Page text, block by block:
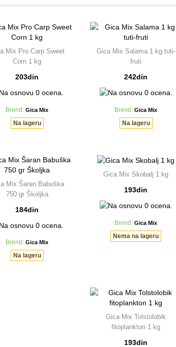
Mix Pro Carp Sweet
Corn 1 kg
203din
Brend: Gica Mix
Na lageru
Gica Mix Salama 1 kg tuti-
fruti
242din
Brend: Gica Mix
Na lageru
Mix Šaran Babuška
750 gr Školjka
184din
Brend: Gica Mix
Na lageru
Gica Mix Skobalj 1 kg
193din
Brend: Gica Mix
Nema na lageru
Gica Mix Tolstolobik
fitoplankton 1 kg
193din